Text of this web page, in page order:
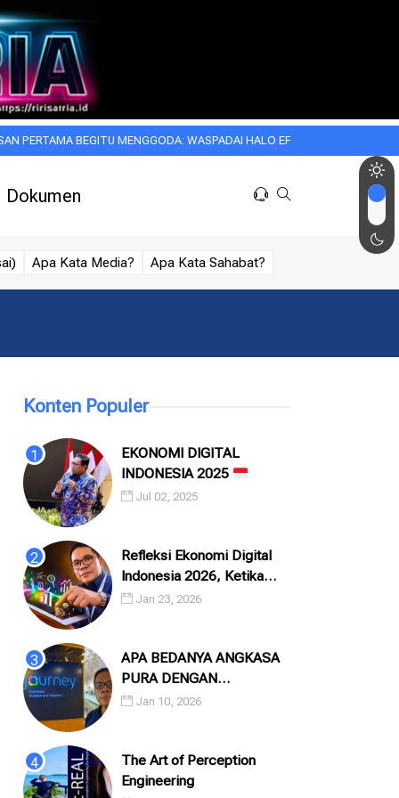
BEGITU MENGGODA: WASPADAI HALO EFFECT DALAM KEHIDUPAN
Dokumen
Apa Kata Media? Apa Kata Sahabat?
Konten Populer
EKONOMI DIGITAL
INDONESIA 2025
Jul 02, 2025
Refleksi Ekonomi Digital
Indonesia 2026, Ketika
Angka, Algoritma, dan
Jan 23, 2026
APA BEDANYA ANGKASA
PURA DENGAN
INJOURNEY?
Jan 10, 2026
The Art of Perception
Engineering